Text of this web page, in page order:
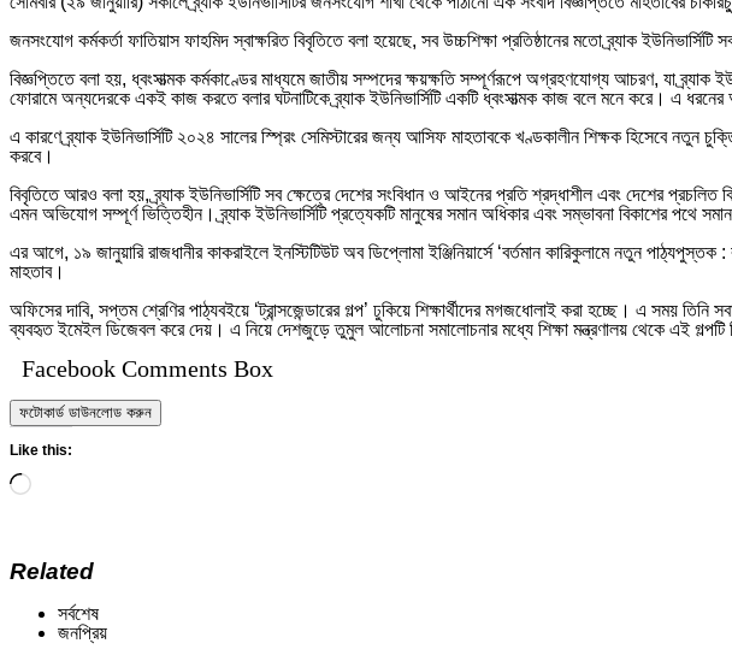
জনসংযোগ কর্মকর্তা ফাতিয়াস ফাহমিদ স্বাক্ষরিত বিবৃতিতে বলা হয়েছে, সব উচ্চশিক্ষা প্রতিষ্ঠানের মতো ব্র্যাক
বিজ্ঞপ্তিতে বলা হয়, ধ্বংসাত্মক কর্মকাণ্ডের মাধ্যমে জাতীয় সম্পদের ক্ষয়ক্ষতি সম্পূর্ণরূপে অগ্রহণযোগ্য আচরণ, যা ব্র্যাক
ফোরামে অন্যদেরকে একই কাজ করতে বলার ঘটনাটিকে ব্র্যাক ইউনিভার্সিটি একটি ধ্বংসাত্মক কাজ বলে মনে করে। এ
এ কারণে ব্র্যাক ইউনিভার্সিটি ২০২৪ সালের স্প্রিং সেমিস্টারের জন্য আসিফ মাহতাবকে খণ্ডকালীন শিক্ষক হিসেবে নতুন
করবে।
বিবৃতিতে আরও বলা হয়, ব্র্যাক ইউনিভার্সিটি সব ক্ষেত্রে দেশের সংবিধান ও আইনের প্রতি শ্রদ্ধাশীল এবং দেশের প্রচলিত
এমন অভিযোগ সম্পূর্ণ ভিত্তিহীন। ব্র্যাক ইউনিভার্সিটি প্রত্যেকটি মানুষের সমান অধিকার এবং সম্ভাবনা বিকাশের পথে
এর আগে, ১৯ জানুয়ারি রাজধানীর কাকরাইলে ইনস্টিটিউট অব ডিপ্লোমা ইঞ্জিনিয়ার্সে ‘বর্তমান কারিকুলামে নতুন
মাহতাব।
অফিসের দাবি, সপ্তম শ্রেণির পাঠ্যবইয়ে ‘ট্রান্সজেন্ডারের গল্প’ ঢুকিয়ে শিক্ষার্থীদের মগজধোলাই করা হচ্ছে। এ সময়
ব্যবহৃত ইমেইল ডিজেবল করে দেয়। এ নিয়ে দেশজুড়ে তুমুল আলোচনা সমালোচনার মধ্যে শিক্ষা মন্ত্রণালয় থেকে এই
Facebook Comments Box
ফটোকার্ড ডাউনলোড করুন
Like this:
Loading…
Related
সর্বশেষ
জনপ্রিয়